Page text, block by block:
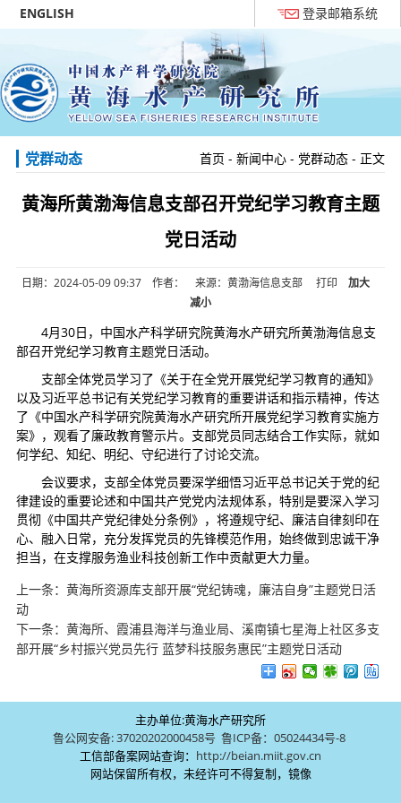
ENGLISH 登录邮箱系统
党群动态 首页 -新闻中心 - 党群动态 - 正文
黄海所黄渤海信息支部召开党纪学习教育主题
党日活动
日期：2024-05-09 09:37 作者： 来源：黄渤海信息支部 打印
加大
减小
4月30日，中国水产科学研究院黄海水产研究所黄渤海信息支
部召开党纪学习教育主题党日活动。
支部全体党员学习了《关于在全党开展党纪学习教育的通知》
以及习近平总书记有关党纪学习教育的重要讲话和指示精神，传达
了《中国水产科学研究院黄海水产研究所开展党纪学习教育实施方
案》，观看了廉政教育警示片。支部党员同志结合工作实际，就如
何学纪、知纪、明纪、守纪进行了讨论交流。
会议要求，支部全体党员要深学细悟习近平总书记关于党的纪
律建设的重要论述和中国共产党党内法规体系，特别是要深入学习
贯彻《中国共产党纪律处分条例》，将遵规守纪、廉洁自律刻印在
心、融入日常，充分发挥党员的先锋模范作用，始终做到忠诚干净
担当，在支撑服务渔业科技创新工作中贡献更大力量。
上一条： 黄海所资源库支部开展“党纪铸魂，廉洁自身”主题党日活
动
下一条： 黄海所、霞浦县海洋与渔业局、溪南镇七星海上社区多支
部开展“乡村振兴党员先行 蓝梦科技服务惠民”主题党日活动
主办单位:黄海水产研究所
鲁公网安备: 37020202000458号 鲁ICP备：05024434号-8
工信部备案网站查询： http://beian.miit.gov.cn
网站保留所有权，未经许可不得复制，镜像